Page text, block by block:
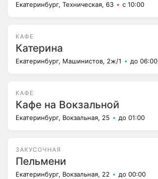
Екатеринбург, Техническая, 63 с 10:00
КАФЕ
Катерина
Екатеринбург, Машинистов, 2ж/1 до 06:00
КАФЕ
Кафе на Вокзальной
Екатеринбург, Вокзальная, 25 до 01:00
ЗАКУСОЧНАЯ
Пельмени
Екатеринбург, Вокзальная, 22 до 00:00